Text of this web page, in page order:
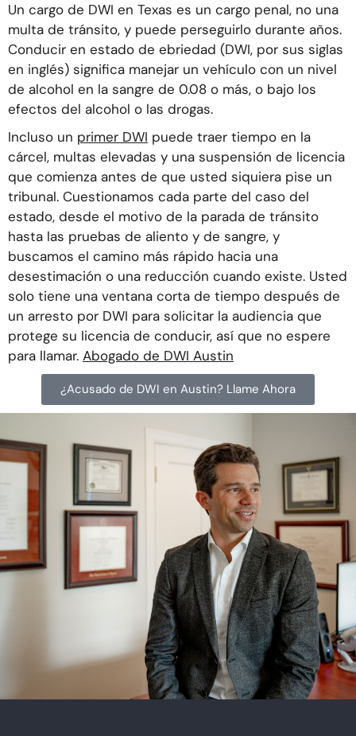
Un cargo de DWI en Texas es un cargo penal, no una
multa de tránsito, y puede perseguirlo durante años.
Conducir en estado de ebriedad (DWI, por sus siglas
en inglés) significa manejar un vehículo con un nivel
de alcohol en la sangre de 0.08 o más, o bajo los
efectos del alcohol o las drogas.
Incluso un primer DWI puede traer tiempo en la
cárcel, multas elevadas y una suspensión de licencia
que comienza antes de que usted siquiera pise un
tribunal. Cuestionamos cada parte del caso del
estado, desde el motivo de la parada de tránsito
hasta las pruebas de aliento y de sangre, y
buscamos el camino más rápido hacia una
desestimación o una reducción cuando existe. Usted
solo tiene una ventana corta de tiempo después de
un arresto por DWI para solicitar la audiencia que
protege su licencia de conducir, así que no espere
para llamar. Abogado de DWI Austin
¿Acusado de DWI en Austin? Llame Ahora